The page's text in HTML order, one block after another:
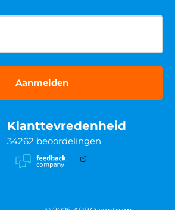
Klanttevredenheid
34262 beoordelingen